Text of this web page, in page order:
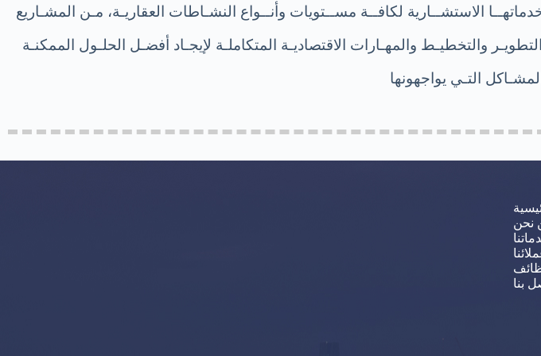
الاستشــارية لكافــة مســتويات وأنــواع النشـاطات العقاريـة، مـن المشـاريع
والتخطيـط والمهـارات الاقتصاديـة المتكاملـة لإيجـاد أفضـل الحلـول الممكنـة
نحن
بنا